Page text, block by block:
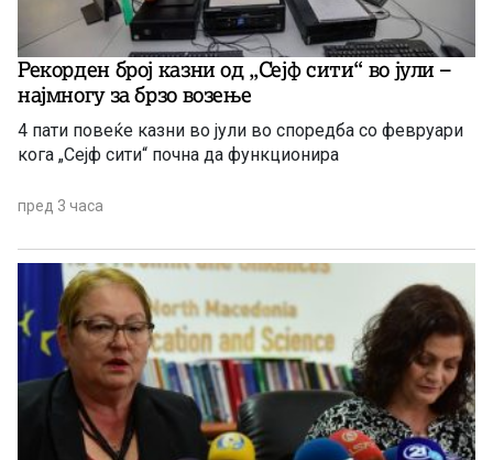
Рекорден број казни од „Сејф сити“ во јули –
најмногу за брзо возење
4 пати повеќе казни во јули во споредба со февруари
кога „Сејф сити“ почна да функционира
пред 3 часа